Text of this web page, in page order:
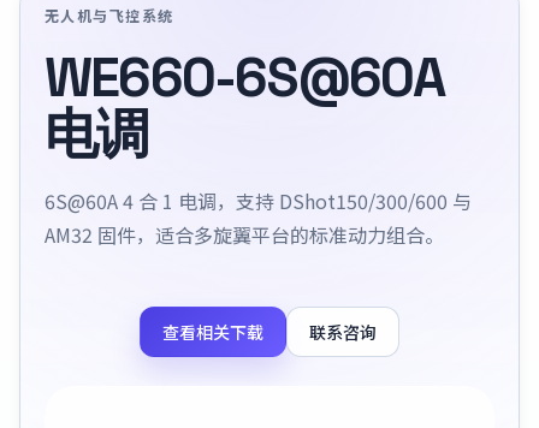
无人机与飞控系统
WE660-6S@60A
电调
6S@60A 4 合 1 电调，支持 DShot150/300/600 与
AM32 固件，适合多旋翼平台的标准动力组合。
查看相关下载 联系咨询